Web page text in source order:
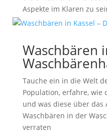
Aspekte im Klaren zu
Waschbären
Tauche ein in die Welt
Population, erfahre, wie
und was diese über das
Waschbären in der
verraten